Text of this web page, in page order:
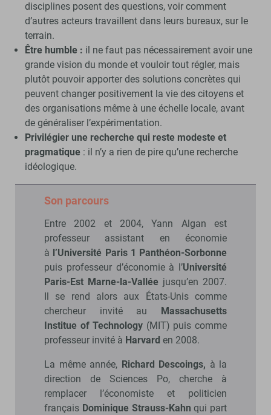
disciplines posent des questions, voir comment
d’autres acteurs travaillent dans leurs bureaux, sur le
terrain.
Être humble : il ne faut pas nécessairement avoir une
grande vision du monde et vouloir tout régler, mais
plutôt pouvoir apporter des solutions concrètes qui
peuvent changer positivement la vie des citoyens et
des organisations même à une échelle locale, avant
de généraliser l’expérimentation.
Privilégier une recherche qui reste modeste et
pragmatique: il n’y a rien de pire qu’une recherche
idéologique.
Son parcours
Entre 2002 et 2004, Yann Algan est
professeur assistant en économie
à l’Université Paris 1 Panthéon-Sorbonne
puis professeur d’économie à l’Université
Paris-Est Marne-la-Vallée jusqu’en 2007.
Il se rend alors aux États-Unis comme
chercheur invité au Massachusetts
Institue of Technology (MIT) puis comme
professeur invité à Harvard en 2008.
La même année, Richard Descoings, à la
direction de Sciences Po, cherche à
remplacer l’économiste et politicien
français Dominique Strauss-Kahn qui part